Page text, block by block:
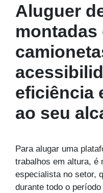
Aluguer
montadas
eficiência
ao seu
Para alugar uma
trabalhos em altura, é
especialista no setor,
durante todo o